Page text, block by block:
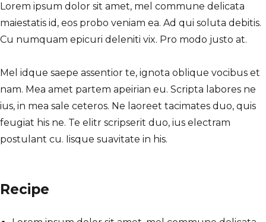
Lorem ipsum dolor sit amet, mel commune delicata
maiestatis id, eos probo veniam ea. Ad qui soluta debitis.
Cu numquam epicuri deleniti vix. Pro modo justo at.
Mel idque saepe assentior te, ignota oblique vocibus et
nam. Mea amet partem apeirian eu. Scripta labores ne
ius, in mea sale ceteros. Ne laoreet tacimates duo, quis
feugiat his ne. Te elitr scripserit duo, ius electram
postulant cu. Iisque suavitate in his.
Recipe